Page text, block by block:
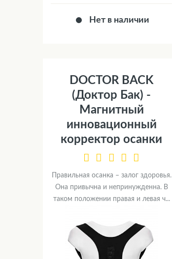
Нет в наличии
DOCTOR BACK
(Доктор Бак) -
Магнитный
инновационный
корректор осанки
Правильная осанка – залог здоровья.
Она привычна и непринужденна. В
таком положении правая и левая ч...